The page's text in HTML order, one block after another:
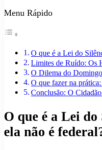
Menu Rápido
O que é a Lei do
Limites de Ruído: Os
O Dilema do
O que fazer na
Conclusão: O
O que é a Lei
ela não é